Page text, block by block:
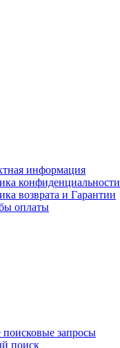
информация
конфиденциальности
возврата и Гарантии
оплаты
запросы
поиск